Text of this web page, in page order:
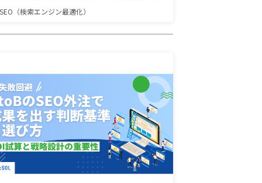
SEO（検索エンジン最適化）